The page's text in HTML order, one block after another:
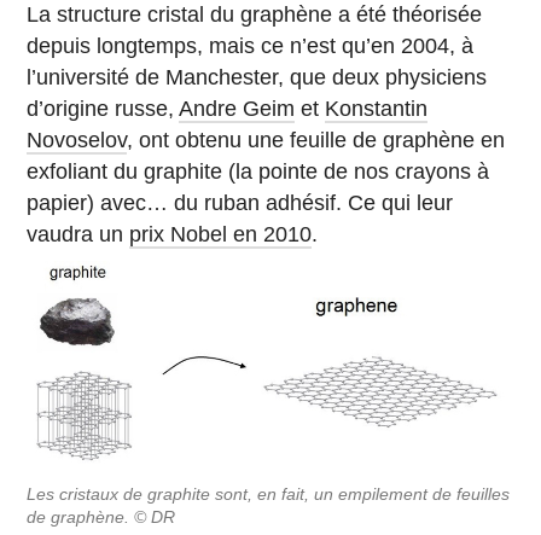
La structure cristal du graphène a été théorisée
depuis longtemps, mais ce n’est qu’en 2004, à
l’université de Manchester, que deux physiciens
d’origine russe,Andre Geim et Konstantin
Novoselov, ont obtenu une feuille de graphène en
exfoliant du graphite (la pointe de nos crayons à
papier) avec… du ruban adhésif. Ce qui leur
vaudra un prix Nobel en 2010.
Les cristaux de graphite sont, en fait, un empilement de feuilles
de graphène. © DR